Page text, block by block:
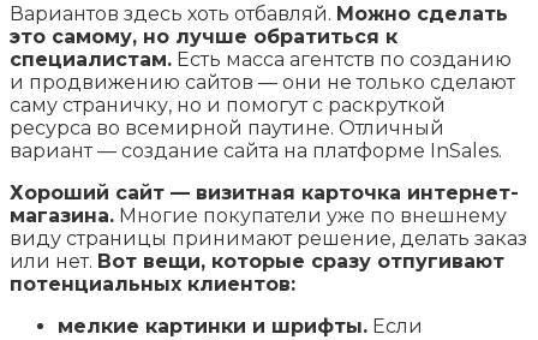
Вариантов здесь хоть отбавляй. Можно сделать
это самому, но лучше обратиться к
специалистам. Есть масса агентств по созданию
и продвижению сайтов — они не только сделают
саму страничку, но и помогут с раскруткой
ресурса во всемирной паутине. Отличный
вариант — создание сайта на платформе InSales.
Хороший сайт — визитная карточка интернет-
магазина. Многие покупатели уже по внешнему
виду страницы принимают решение, делать заказ
или нет. Вот вещи, которые сразу отпугивают
потенциальных клиентов:
мелкие картинки и шрифты. Если